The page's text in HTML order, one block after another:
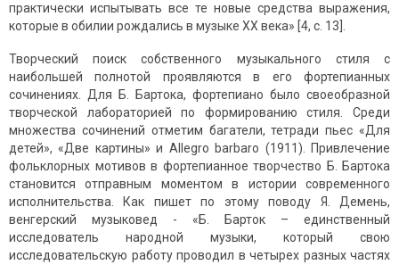
практически испытывать все те новые средства выражения,
которые в обилии рождались в музыке ХХ века» [4, с. 13].
Творческий поиск собственного музыкального стиля с
наибольшей полнотой проявляются в его фортепианных
сочинениях. Для Б. Бартока, фортепиано было своеобразной
творческой лабораторией по формированию стиля. Среди
множества сочинений отметим багатели, тетради пьес «Для
детей», «Две картины» и Allegro barbaro (1911). Привлечение
фольклорных мотивов в фортепианное творчество Б. Бартока
становится отправным моментом в истории современного
исполнительства. Как пишет по этому поводу Я. Демень,
венгерский музыковед - «Б. Барток – единственный
исследователь народной музыки, который свою
исследовательскую работу проводил в четырех разных частях